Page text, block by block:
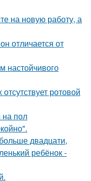
на новую работу, а
отличается от
настойчивого
ротовой
пол
двадцати,
ребёнок -